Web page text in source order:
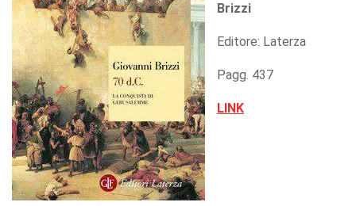
Brizzi
Editore: Laterza
Pagg. 437
LINK